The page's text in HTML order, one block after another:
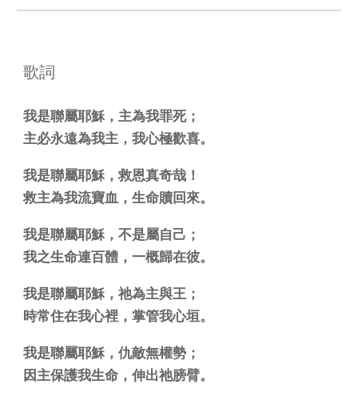
歌詞
我是聯屬耶穌，主為我罪死；
主必永遠為我主，我心極歡喜。
我是聯屬耶穌，救恩真奇哉！
救主為我流寶血，生命贖回來。
我是聯屬耶穌，不是屬自己；
我之生命連百體，一概歸在彼。
我是聯屬耶穌，祂為主與王；
時常住在我心裡，掌管我心垣。
我是聯屬耶穌，仇敵無權勢；
因主保護我生命，伸出祂膀臂。